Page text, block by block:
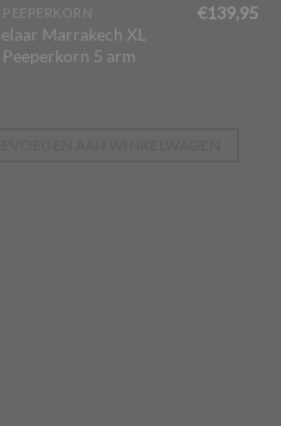
Marrakech XL
5 arm
€139,95